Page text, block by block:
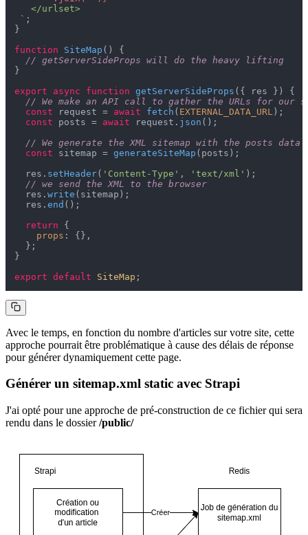
   </urlset>
` ;
}
function
SiteMap ( ) {
// getServerSideProps will do the heavy lifting
}
export
async function getServerSideProps ( { res } ) {
// We make an API call to gather the URLs for our
const request = await fetch ( EXTERNAL_DATA_URL );
const posts = await request. json ();
// We generate the XML sitemap with the posts data
const sitemap = generateSiteMap (posts);
  res.
setHeader( 'Content-Type' , 'text/xml' );
// we send the XML to the browser
  res.
write (sitemap);
  res.
end ();
return {
props : {},
  };
}
export default SiteMap
Avec le temps, en fonction du nombre d'articles sur votre site, cette
approche pourrait être problématique à cause des délais de réponse
pour générer dynamiquement cette page.
Générer un sitemap.xml static avec Strapi
J'ai opté pour une approche de pré-construction de ce fichier qui sera
rendu dans le dossier/public/